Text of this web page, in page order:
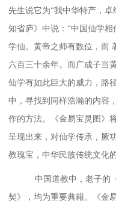
先生说它为“我中华特产，
知省庐》中说：“中国仙学
学仙。黄帝之师有数位，而
六百三十余年。而广成子当
仙学有如此巨大的威力，路
中，寻找到同样浩瀚的内容
作的方法。《金易宝灵图》
呈现出来，对仙学传承，厥
教瑰宝，中华民族传统文化
中国道教中，老子的
契》，均为重要典籍。《金